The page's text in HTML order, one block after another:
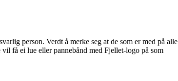
person. Verdt å merke seg at de som er med på alle
få ei lue eller pannebånd med Fjellet-logo på som